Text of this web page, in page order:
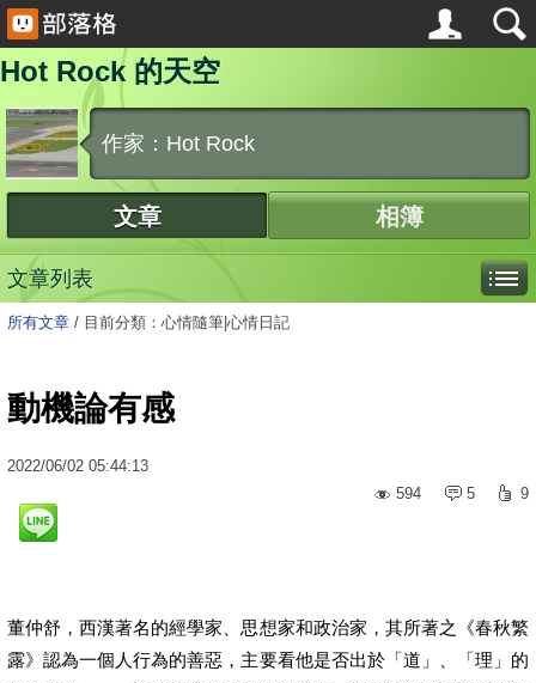
Hot Rock 的天空
作家：Hot Rock
文章 相簿
文章列表
所有文章 / 目前分類：心情隨筆|心情日記
動機論有感
2022/06/02 05:44:13
594
5 9
董仲舒，西漢著名的經學家、思想家和政治家，其所著之《春秋繁
露》認為一個人行為的善惡，主要看他是否出於「道」、「理」的